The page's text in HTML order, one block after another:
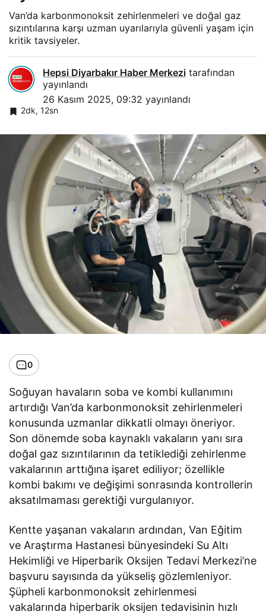
Van’da karbonmonoksit zehirlenmeleri ve doğal gaz
sızıntılarına karşı uzman uyarılarıyla güvenli yaşam için
kritik tavsiyeler.
Hepsi Diyarbakır Haber Merkezi tarafından
yayınlandı
26 Kasım 2025, 09:32 yayınlandı
2dk, 12sn
0
Soğuyan havaların soba ve kombi kullanımını
artırdığı Van’da karbonmonoksit zehirlenmeleri
konusunda uzmanlar dikkatli olmayı öneriyor.
Son dönemde soba kaynaklı vakaların yanı sıra
doğal gaz sızıntılarının da tetiklediği zehirlenme
vakalarının arttığına işaret ediliyor; özellikle
kombi bakımı ve değişimi sonrasında kontrollerin
aksatılmaması gerektiği vurgulanıyor.
Kentte yaşanan vakaların ardından, Van Eğitim
ve Araştırma Hastanesi bünyesindeki Su Altı
Hekimliği ve Hiperbarik Oksijen Tedavi Merkezi’ne
başvuru sayısında da yükseliş gözlemleniyor.
Şüpheli karbonmonoksit zehirlenmesi
vakalarında hiperbarik oksijen tedavisinin hızlı